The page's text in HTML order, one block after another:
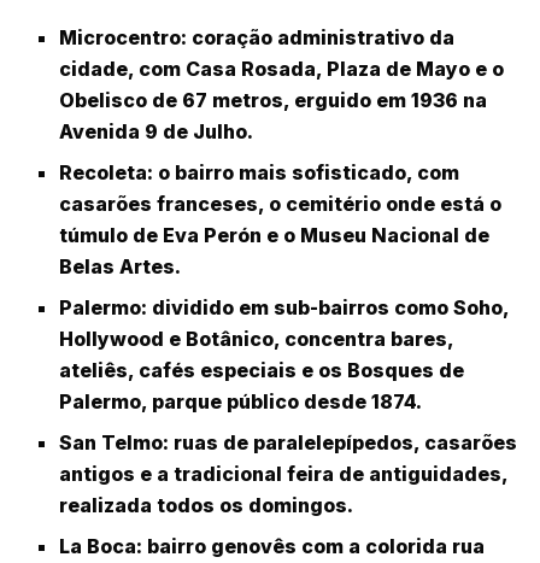
Microcentro: coração administrativo da
cidade, com Casa Rosada, Plaza de Mayo e o
Obelisco de 67 metros, erguido em 1936 na
Avenida 9 de Julho.
Recoleta: o bairro mais sofisticado, com
casarões franceses, o cemitério onde está o
túmulo de Eva Perón e o Museu Nacional de
Belas Artes.
Palermo: dividido em sub-bairros como Soho,
Hollywood e Botânico, concentra bares,
ateliês, cafés especiais e os Bosques de
Palermo, parque público desde 1874.
San Telmo: ruas de paralelepípedos, casarões
antigos e a tradicional feira de antiguidades,
realizada todos os domingos.
La Boca: bairro genovês com a colorida rua